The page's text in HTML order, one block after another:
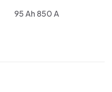
95 Ah 850 A